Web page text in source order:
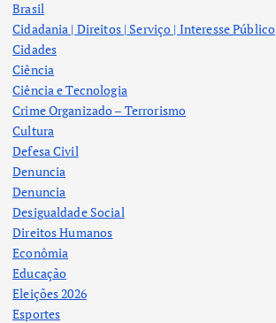
Brasil
Cidadania | Direitos | Serviço | Interesse Público
Cidades
Ciência
Ciência e Tecnologia
Crime Organizado – Terrorismo
Cultura
Defesa Civil
Denuncia
Denuncia
Desigualdade Social
Direitos Humanos
Econômia
Educação
Eleições 2026
Esportes